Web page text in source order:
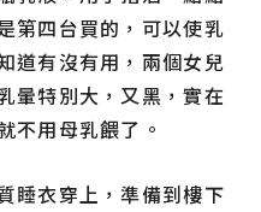
第四台買的，可以使乳
道有沒有用，兩個女兒
暈特別大，又黑，實在
不用母乳餵了。
睡衣穿上，準備到樓下